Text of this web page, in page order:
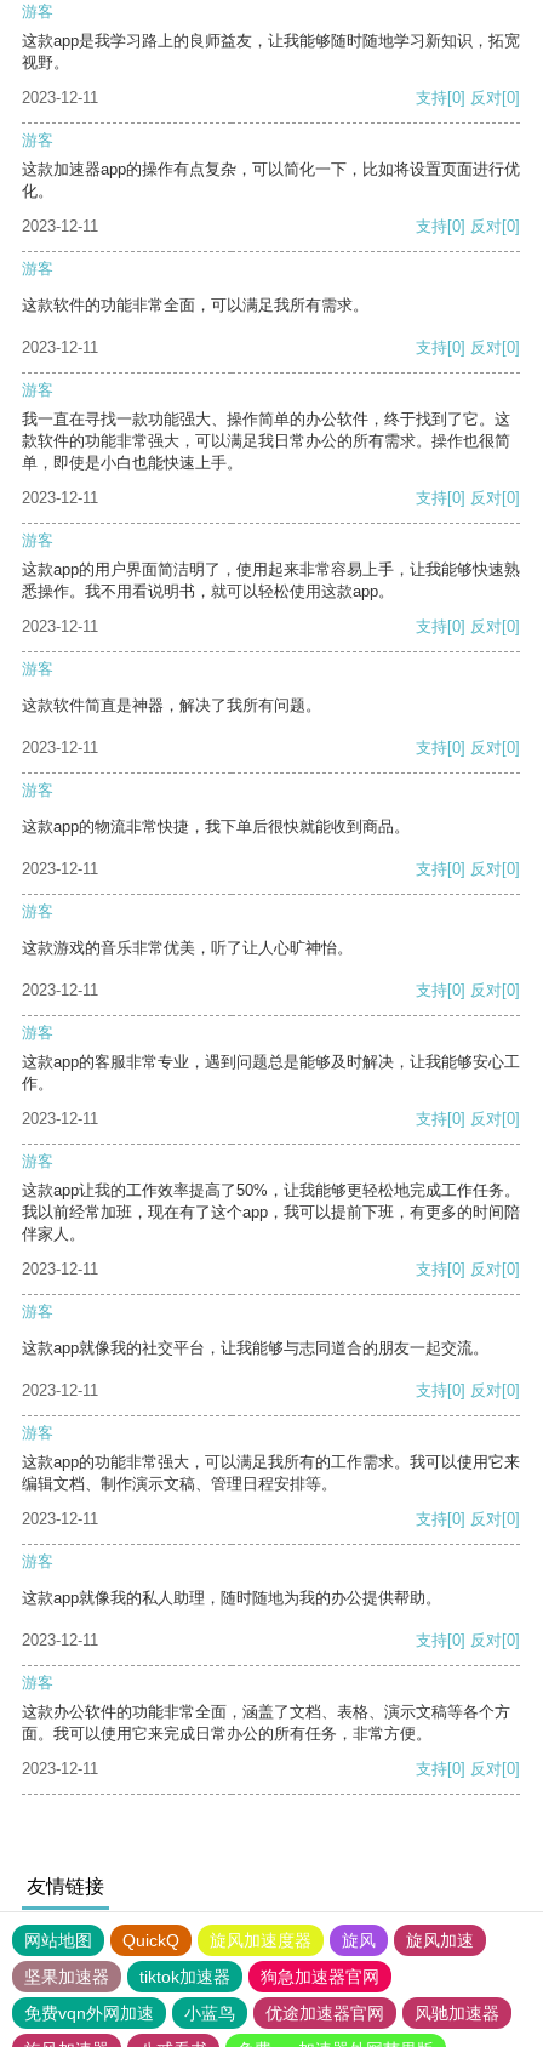
游客
这款app是我学习路上的良师益友，让我能够随时随地学习新知识，拓宽
视野。
2023-12-11
支持[0] 反对[0]
游客
这款加速器app的操作有点复杂，可以简化一下，比如将设置页面进行优
化。
2023-12-11
支持[0] 反对[0]
游客
这款软件的功能非常全面，可以满足我所有需求。
2023-12-11 支持[0] 反对[0]
游客
我一直在寻找一款功能强大、操作简单的办公软件，终于找到了它。这
款软件的功能非常强大，可以满足我日常办公的所有需求。操作也很简
单，即使是小白也能快速上手。
2023-12-11
支持[0] 反对[0]
游客
这款app的用户界面简洁明了，使用起来非常容易上手，让我能够快速熟
悉操作。我不用看说明书，就可以轻松使用这款app。
2023-12-11
支持[0] 反对[0]
游客
这款软件简直是神器，解决了我所有问题。
2023-12-11 支持[0] 反对[0]
游客
这款app的物流非常快捷，我下单后很快就能收到商品。
2023-12-11 支持[0] 反对[0]
游客
这款游戏的音乐非常优美，听了让人心旷神怡。
2023-12-11 支持[0] 反对[0]
游客
这款app的客服非常专业，遇到问题总是能够及时解决，让我能够安心工
作。
2023-12-11
支持[0] 反对[0]
游客
这款app让我的工作效率提高了50%，让我能够更轻松地完成工作任务。
我以前经常加班，现在有了这个app，我可以提前下班，有更多的时间陪
伴家人。
2023-12-11
支持[0] 反对[0]
游客
这款app就像我的社交平台，让我能够与志同道合的朋友一起交流。
2023-12-11 支持[0] 反对[0]
游客
这款app的功能非常强大，可以满足我所有的工作需求。我可以使用它来
编辑文档、制作演示文稿、管理日程安排等。
2023-12-11
支持[0] 反对[0]
游客
这款app就像我的私人助理，随时随地为我的办公提供帮助。
2023-12-11 支持[0] 反对[0]
游客
这款办公软件的功能非常全面，涵盖了文档、表格、演示文稿等各个方
面。我可以使用它来完成日常办公的所有任务，非常方便。
2023-12-11
支持[0] 反对[0]
友情链接
网站地图 QuickQ 旋风加速度器 旋风
旋风加速
坚果加速器
tiktok加速器
狗急加速器官网
免费vqn外网加速
小蓝鸟 优途加速器官网
风驰加速器